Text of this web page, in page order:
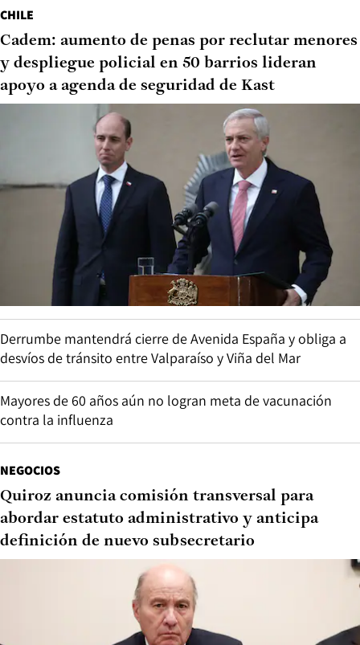
CHILE
Cadem: aumento de penas por reclutar menores
y despliegue policial en 50 barrios lideran
apoyo a agenda de seguridad de Kast
Derrumbe mantendrá cierre de Avenida España y obliga a
desvíos de tránsito entre Valparaíso y Viña del Mar
Mayores de 60 años aún no logran meta de vacunación
contra la influenza
NEGOCIOS
Quiroz anuncia comisión transversal para
abordar estatuto administrativo y anticipa
definición de nuevo subsecretario